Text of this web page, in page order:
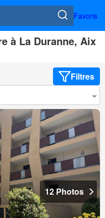
Favoris
à La Duranne, Aix
Filtres
12 Photos